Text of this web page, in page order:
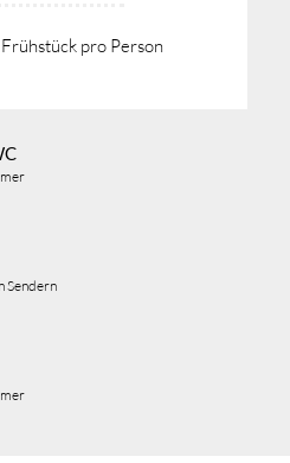
pro Person
Sendern